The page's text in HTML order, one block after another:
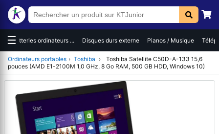
☰
ordinateurs ... Disques durs externe Pianos / Musique Téléphones /
Ordinateurs portables › Toshiba ›
Toshiba Satellite C50D-A-133 15,6
pouces (AMD E1-2100M 1,0 GHz, 8 Go RAM, 500 GB HDD, Windows 10)